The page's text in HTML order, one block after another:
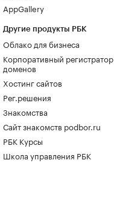
AppGallery
Другие продукты РБК
Облако для бизнеса
Корпоративный регистратор
доменов
Хостинг сайтов
Рег.решения
Знакомства
Сайт знакомств podbor.ru
РБК Курсы
Школа управления РБК